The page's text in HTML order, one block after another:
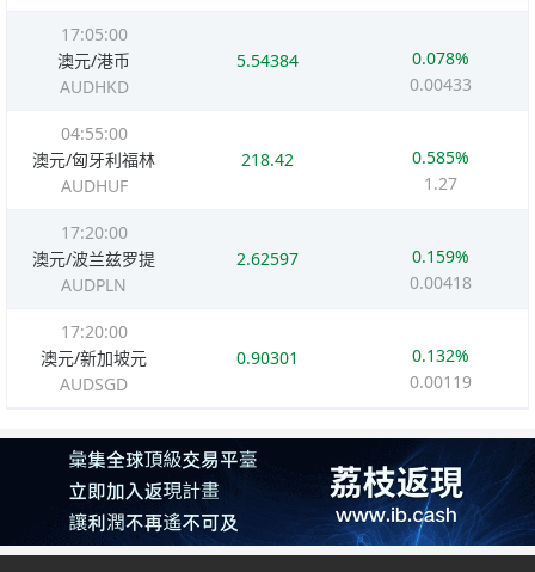
17:05:00
澳元/港币
AUDHKD
5.54384
0.078%
0.00433
04:55:00
澳元/匈牙利福林
AUDHUF
218.42
0.585%
1.27
17:20:00
澳元/波兰兹罗提
AUDPLN
2.62597
0.159%
0.00418
17:20:00
澳元/新加坡元
AUDSGD
0.90301
0.132%
0.00119